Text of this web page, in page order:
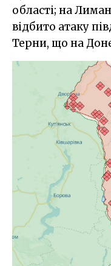
області; на
відбито атаку
Терни, що на